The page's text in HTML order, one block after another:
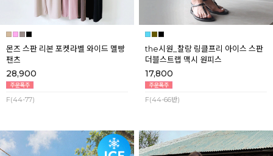
몬즈 스판 리본 포켓라벨 와이드 멜빵
팬츠
28,900
F(44-77)
the시원_찰랑 링클프리 아이스 스판
더블스트랩 맥시 원피스
17,800
F(44-66반)